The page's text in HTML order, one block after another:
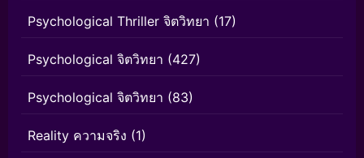
Psychological Thriller จิตวิทยา (17)
Psychological จิตวิทยา (427)
Psychological จิตวิทยา (83)
Reality ความจริง (1)